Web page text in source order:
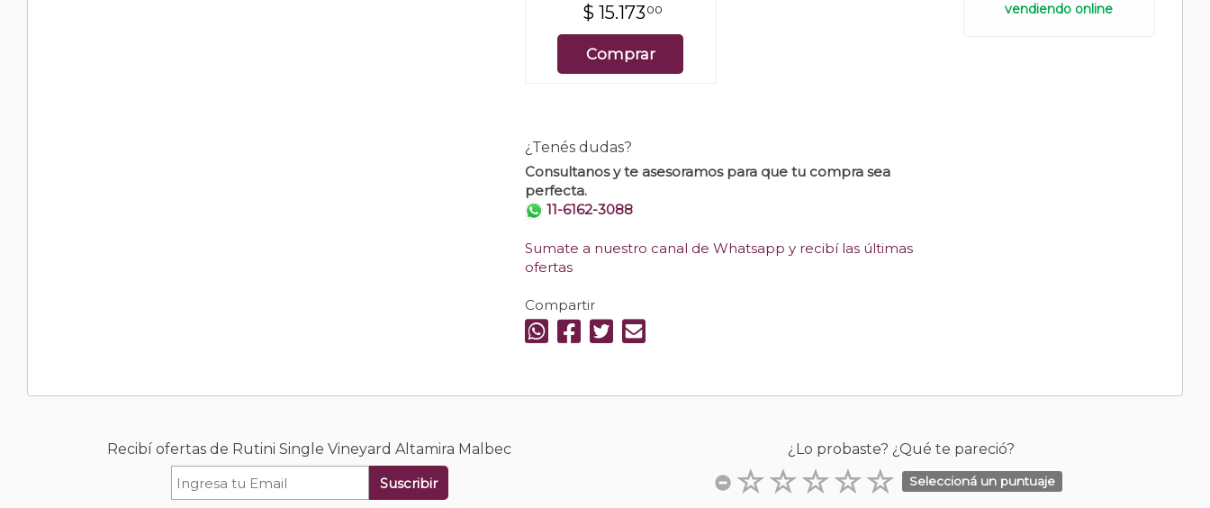
$ 15.173 00
Comprar
¿Tenés dudas?
Consultanos y te asesoramos para que tu compra sea
perfecta.
11-6162-3088
Sumate a nuestro canal de Whatsapp y recibí las últimas
ofertas
Compartir
vendiendo online
Recibí ofertas de Rutini Single Vineyard Altamira Malbec
Suscribir
¿Lo probaste? ¿Qué te pareció?
Seleccioná un puntuaje